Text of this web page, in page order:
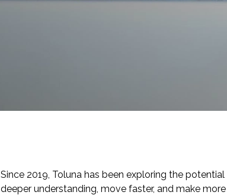
Since 2019, Toluna has been exploring the
deeper understanding, move faster, and make